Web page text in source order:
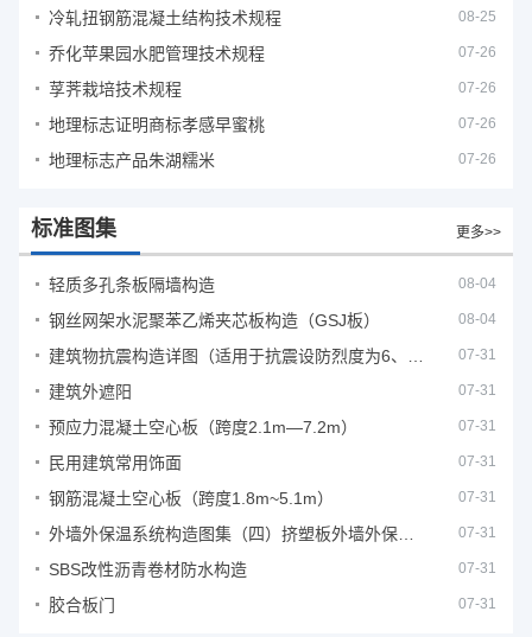
冷轧扭钢筋混凝土结构技术规程 08-25
乔化苹果园水肥管理技术规程 07-26
莩荠栽培技术规程 07-26
地理标志证明商标孝感早蜜桃 07-26
地理标志产品朱湖糯米 07-26
标准图集 更多>>
轻质多孔条板隔墙构造 08-04
钢丝网架水泥聚苯乙烯夹芯板构造（GSJ板） 08-04
07-31
建筑外遮阳 07-31
预应力混凝土空心板（跨度2.1m—7.2m） 07-31
民用建筑常用饰面 07-31
钢筋混凝土空心板（跨度1.8m~5.1m） 07-31
07-31
SBS改性沥青卷材防水构造 07-31
胶合板门 07-31